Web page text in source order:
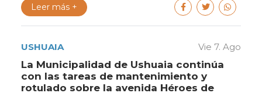
Leer más +
USHUAIA Vie 7. Ago
La Municipalidad de Ushuaia continúa
con las tareas de mantenimiento y
rotulado sobre la avenida Héroes de